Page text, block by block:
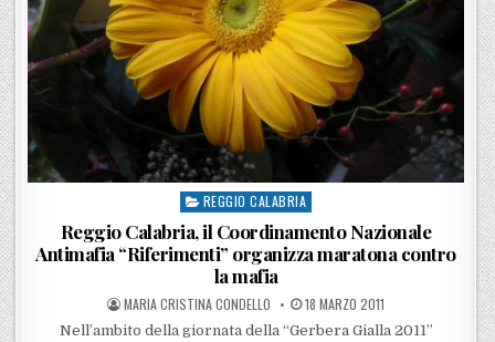
Posted in
REGGIO CALABRIA
Reggio Calabria, il Coordinamento Nazionale
Antimafia “Riferimenti” organizza maratona contro
la mafia
POSTED BY
MARIA CRISTINA CONDELLO POSTED ON
18 MARZO 2011
Nell’ambito della giornata della “Gerbera Gialla 2011”